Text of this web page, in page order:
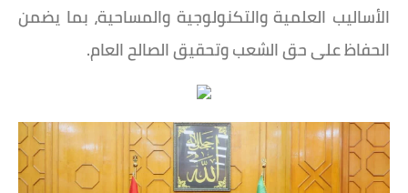
الأساليب العلمية والتكنولوجية والمساحية، بما يضمن
الحفاظ على حق الشعب وتحقيق الصالح العام.